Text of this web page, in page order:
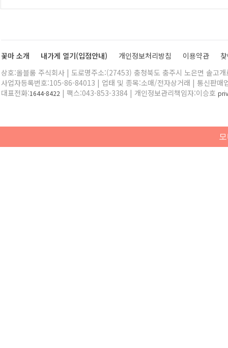
꽃마 소개 내가게 열기(입점안내) 개인정보처리방침 이용약관
상호:올블룸 주식회사 | 도로명주소:(27453) 충청북도 충주시 노은면 솔고
사업자등록번호:105-86-84013 | 업태 및 종목:소매/전자상거래 | 통신판매
대표전화:1644-8422 | 팩스:043-853-3384 | 개인정보관리책임자:이승호